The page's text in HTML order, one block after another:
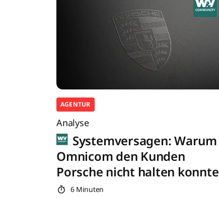
AGENTUR
Analyse
Systemversagen: Warum
Omnicom den Kunden
Porsche nicht halten konnte
6 Minuten